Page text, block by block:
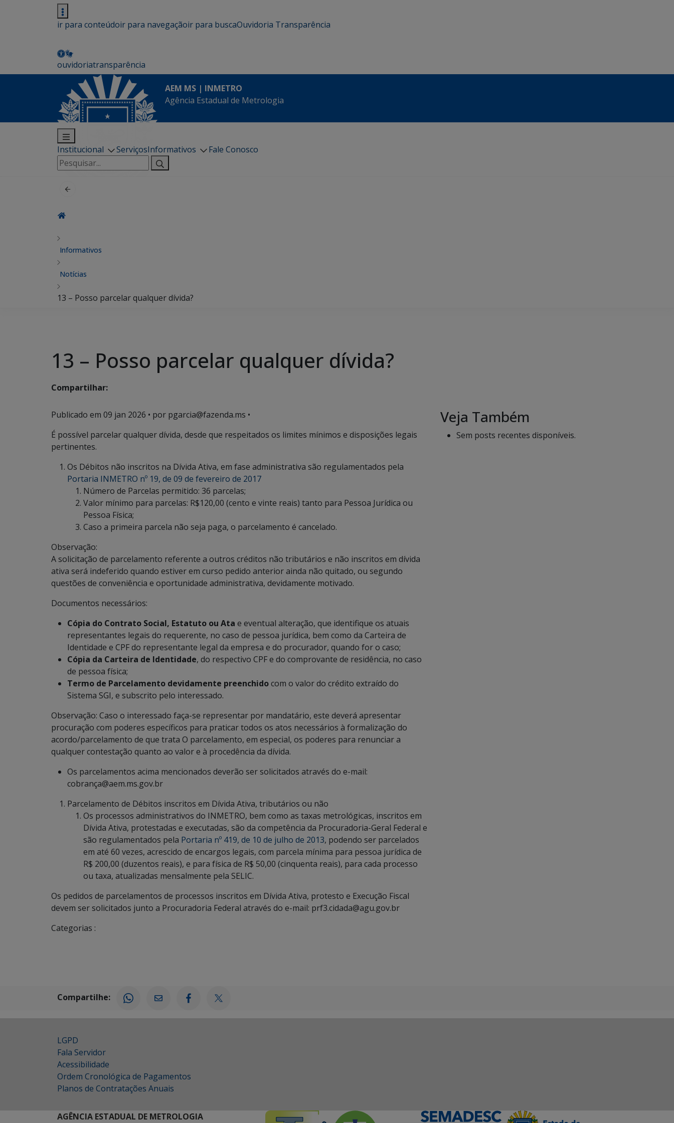
ir para conteúdoir para navegaçãoir para buscaOuvidoria Transparência
ouvidoriatransparência
AEM MS | INMETRO
Agência Estadual de Metrologia
Institucional ServiçosInformativos
Fale Conosco
Pesquisar
por:
Informativos
Notícias
13 – Posso parcelar qualquer dívida?
13 – Posso parcelar qualquer dívida?
Compartilhar:
Publicado em 09 jan 2026 • por pgarcia@fazenda.ms •
É possível parcelar qualquer dívida, desde que respeitados os limites mínimos e disposições legais
pertinentes.
Os Débitos não inscritos na Dívida Ativa, em fase administrativa são regulamentados pela
Portaria INMETRO nº 19, de 09 de fevereiro de 2017
Número de Parcelas permitido: 36 parcelas;
Valor mínimo para parcelas: R$120,00 (cento e vinte reais) tanto para Pessoa Jurídica ou
Pessoa Física;
Caso a primeira parcela não seja paga, o parcelamento é cancelado.
Observação:
A solicitação de parcelamento referente a outros créditos não tributários e não inscritos em dívida
ativa será indeferido quando estiver em curso pedido anterior ainda não quitado, ou segundo
questões de conveniência e oportunidade administrativa, devidamente motivado.
Documentos necessários:
Cópia do Contrato Social, Estatuto ou Ata e eventual alteração, que identifique os atuais
representantes legais do requerente, no caso de pessoa jurídica, bem como da Carteira de
Identidade e CPF do representante legal da empresa e do procurador, quando for o caso;
Cópia da Carteira de Identidade, do respectivo CPF e do comprovante de residência, no caso
de pessoa física;
Termo de Parcelamento devidamente preenchidocom o valor do crédito extraído do
Sistema SGI, e subscrito pelo interessado.
Observação: Caso o interessado faça-se representar por mandatário, este deverá apresentar
procuração com poderes específicos para praticar todos os atos necessários à formalização do
acordo/parcelamento de que trata O parcelamento, em especial, os poderes para renunciar a
qualquer contestação quanto ao valor e à procedência da dívida.
Os parcelamentos acima mencionados deverão ser solicitados através do e-mail:
cobrança@aem.ms.gov.br
Parcelamento de Débitos inscritos em Dívida Ativa, tributários ou não
Os processos administrativos do INMETRO, bem como as taxas metrológicas, inscritos em
Dívida Ativa, protestadas e executadas, são da competência da Procuradoria-Geral Federal e
são regulamentados pela Portaria nº 419, de 10 de julho de 2013, podendo ser parcelados
em até 60 vezes, acrescido de encargos legais, com parcela mínima para pessoa jurídica de
R$ 200,00 (duzentos reais), e para física de R$ 50,00 (cinquenta reais), para cada processo
ou taxa, atualizadas mensalmente pela SELIC.
Os pedidos de parcelamentos de processos inscritos em Dívida Ativa, protesto e Execução Fiscal
devem ser solicitados junto a Procuradoria Federal através do e-mail: prf3.cidada@agu.gov.br
Categorias :
Veja Também
Sem posts recentes disponíveis.
Compartilhe:
LGPD
Fala Servidor
Acessibilidade
Ordem Cronológica de Pagamentos
Planos de Contratações Anuais
AGÊNCIA ESTADUAL DE METROLOGIA